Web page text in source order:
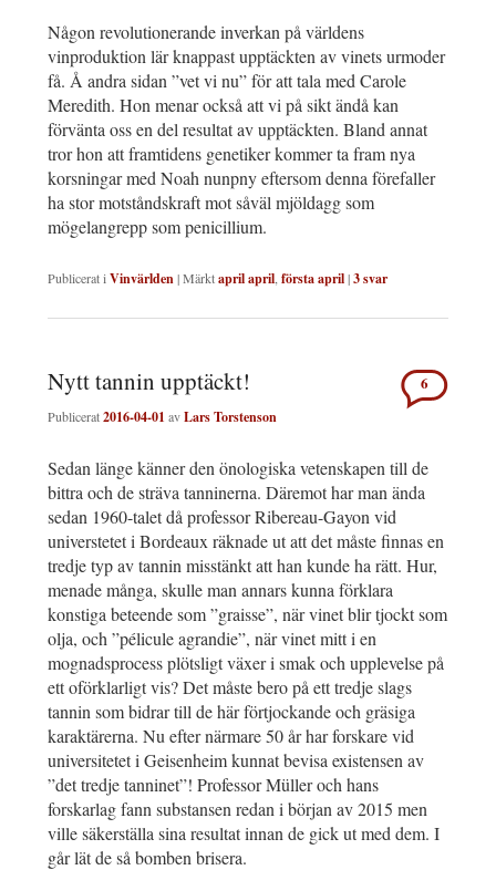
Någon revolutionerande inverkan på världens
vinproduktion lär knappast upptäckten av vinets urmoder
få. Å andra sidan ”vet vi nu” för att tala med Carole
Meredith. Hon menar också att vi på sikt ändå kan
förvänta oss en del resultat av upptäckten. Bland annat
tror hon att framtidens genetiker kommer ta fram nya
korsningar med Noah nunpny eftersom denna förefaller
ha stor motståndskraft mot såväl mjöldagg som
mögelangrepp som penicillium.
Publicerat iVinvärlden|Märktapril april,första april|3svar
Nytt tannin upptäckt!
Publicerat2016-04-01 avLars Torstenson
6
Sedan länge känner den önologiska vetenskapen till de
bittra och de sträva tanninerna. Däremot har man ända
sedan 1960-talet då professor Ribereau-Gayon vid
universtetet i Bordeaux räknade ut att det måste finnas en
tredje typ av tannin misstänkt att han kunde ha rätt. Hur,
menade många, skulle man annars kunna förklara
konstiga beteende som ”graisse”, när vinet blir tjockt som
olja, och ”pélicule agrandie”, när vinet mitt i en
mognadsprocess plötsligt växer i smak och upplevelse på
ett oförklarligt vis? Det måste bero på ett tredje slags
tannin som bidrar till de här förtjockande och gräsiga
karaktärerna. Nu efter närmare 50 år har forskare vid
universitetet i Geisenheim kunnat bevisa existensen av
”det tredje tanninet”! Professor Müller och hans
forskarlag fann substansen redan i början av 2015 men
ville säkerställa sina resultat innan de gick ut med dem. I
går lät de så bomben brisera.